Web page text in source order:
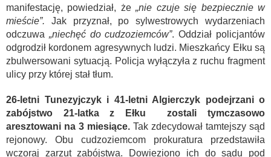
manifestację, powiedział, że„nie czuje się bezpiecznie w
mieście”. Jak przyznał, po sylwestrowych wydarzeniach
odczuwa „niechęć do cudzoziemców”. Oddział policjantów
odgrodził kordonem agresywnych ludzi. Mieszkańcy Ełku są
zbulwersowani sytuacją. Policja wyłączyła z ruchu fragment
ulicy przy której stał tłum.
26-letni Tunezyjczyk i 41-letni Algierczyk podejrzani o
zabójstwo 21-latka z Ełku zostali tymczasowo
aresztowani na 3 miesiące. Tak zdecydował tamtejszy sąd
rejonowy. Obu cudzoziemcom prokuratura przedstawiła
wczoraj zarzut zabójstwa. Dowieziono ich do sądu pod